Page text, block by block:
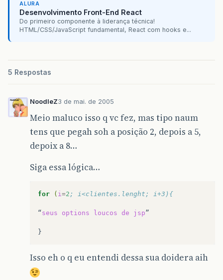
ALURA
Desenvolvimento Front-End React
Do primeiro componente à liderança técnica!
HTML/CSS/JavaScript fundamental, React com hooks e...
5 Respostas
NoodleZ3 de mai. de 2005
Meio maluco isso q vc fez, mas tipo naum
tens que pegah soh a posição 2, depois a 5,
depoix a 8…
Siga essa lógica…
for ( i=2 ; i<clientes.lenght; i+3){
“ seus options loucos de jsp”
Isso eh o q eu entendi dessa sua doidera aih